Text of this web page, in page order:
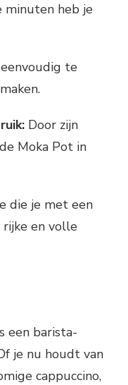
minuten heb je
te
Door zijn
Moka Pot in
die je met een
en volle
een barista-
je nu houdt van
cappuccino,